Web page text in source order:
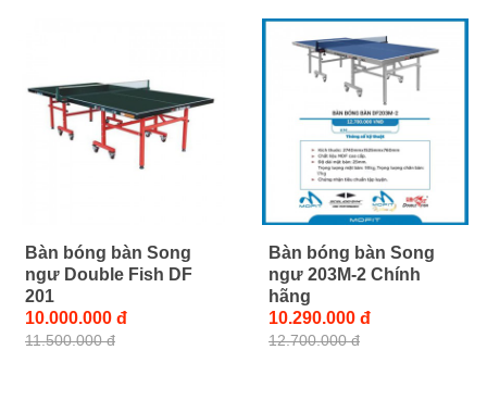
Bàn bóng bàn Song
ngư Double Fish DF
201
10.000.000 đ
11.500.000 đ
Bàn bóng bàn Song
ngư 203M-2 Chính
hãng
10.290.000 đ
12.700.000 đ